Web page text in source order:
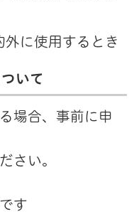
外に使用するとき
いて
場合、事前に申
さい。
す